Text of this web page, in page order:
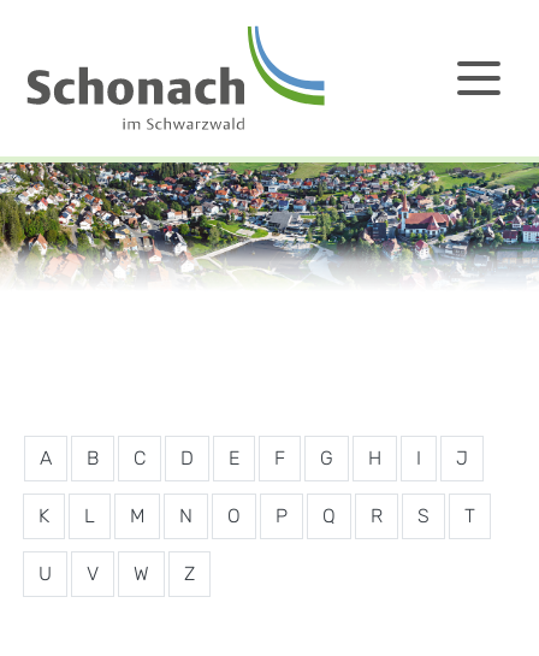
A B C D E F G H I J
K L M N O P Q R S T
U V W Z